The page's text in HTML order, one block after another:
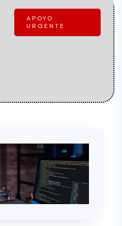
APOYO
URGENTE